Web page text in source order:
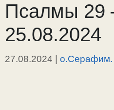
Псалмы 29
25.08.2024
27.08.2024 | о.Серафим.